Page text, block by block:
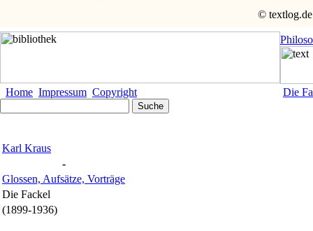
© textlog.de
Home Impressum Copyright Die
Karl Kraus
-
Glossen, Aufsätze, Vorträge
Die Fackel
(1899-1936)